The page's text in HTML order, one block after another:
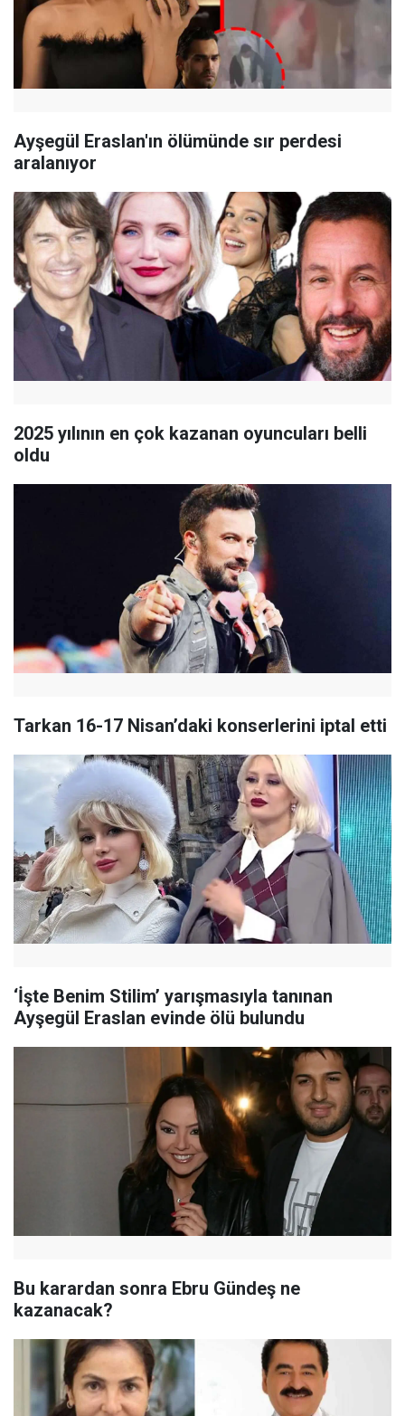
Ayşegül Eraslan'ın ölümünde sır perdesi
aralanıyor
2025 yılının en çok kazanan oyuncuları belli
oldu
Tarkan 16-17 Nisan’daki konserlerini iptal etti
‘İşte Benim Stilim’ yarışmasıyla tanınan
Ayşegül Eraslan evinde ölü bulundu
Bu karardan sonra Ebru Gündeş ne
kazanacak?